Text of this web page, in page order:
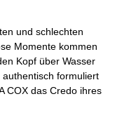
und schlechten
Momente kommen
Kopf über Wasser
authentisch formuliert
COX das Credo ihres